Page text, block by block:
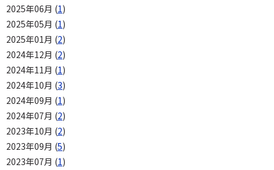
2025年06月 (1)
2025年05月 (1)
2025年01月 (2)
2024年12月 (2)
2024年11月 (1)
2024年10月 (3)
2024年09月 (1)
2024年07月 (2)
2023年10月 (2)
2023年09月 (5)
2023年07月 (1)